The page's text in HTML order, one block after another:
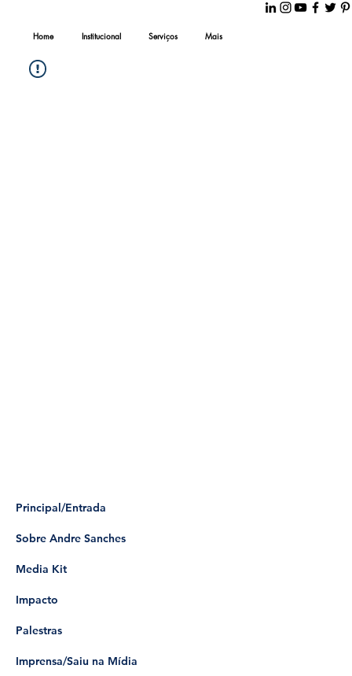
Home Institucional Serviços Mais
Principal/Entrada
Sobre Andre Sanches
Media Kit
Impacto
Palestras
Imprensa/Saiu na Mídia